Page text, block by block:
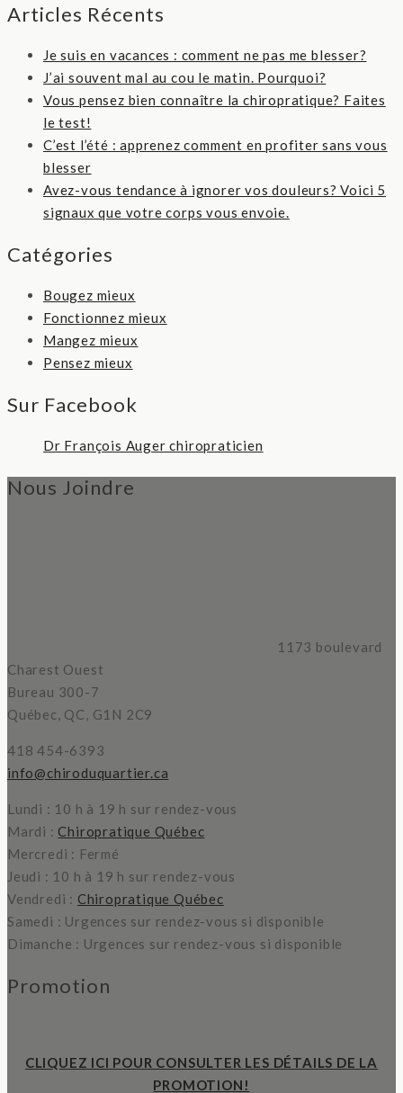
Articles Récents
Je suis en vacances : comment ne pas me blesser?
J’ai souvent mal au cou le matin. Pourquoi?
Vous pensez bien connaître la chiropratique? Faites
le test!
C’est l’été : apprenez comment en profiter sans vous
blesser
Avez-vous tendance à ignorer vos douleurs? Voici 5
signaux que votre corps vous envoie.
Catégories
Bougez mieux
Fonctionnez mieux
Mangez mieux
Pensez mieux
Sur Facebook
Dr François Auger chiropraticien
Nous Joindre
1173 boulevard
Charest Ouest
Bureau 300-7
Québec, QC, G1N 2C9
418 454-6393
info@chiroduquartier.ca
Lundi : 10 h à 19 h sur rendez-vous
Mardi :Chiropratique Québec
Mercredi : Fermé
Jeudi : 10 h à 19 h sur rendez-vous
Vendredi : Chiropratique Québec
Samedi : Urgences sur rendez-vous si disponible
Dimanche : Urgences sur rendez-vous si disponible
Promotion
CLIQUEZ ICI POUR CONSULTER LES DÉTAILS DE LA
PROMOTION!